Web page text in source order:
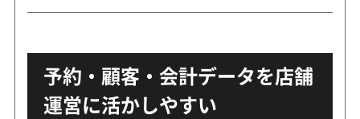
予約・顧客・会計データを店舗
運営に活かしやすい